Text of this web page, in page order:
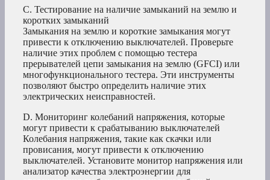
C. Тестирование на наличие замыканий на землю и
коротких замыканий
Замыкания на землю и короткие замыкания могут
привести к отключению выключателей. Проверьте
наличие этих проблем с помощью тестера
прерывателей цепи замыкания на землю (GFCI) или
многофункционального тестера. Эти инструменты
позволяют быстро определить наличие этих
электрических неисправностей.
D. Мониторинг колебаний напряжения, которые
могут привести к срабатыванию выключателей
Колебания напряжения, такие как скачки или
провисания, могут привести к отключению
выключателей. Установите монитор напряжения или
анализатор качества электроэнергии для